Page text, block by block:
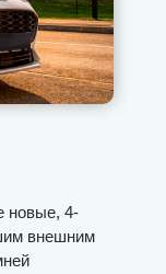
новые, 4-
внешним